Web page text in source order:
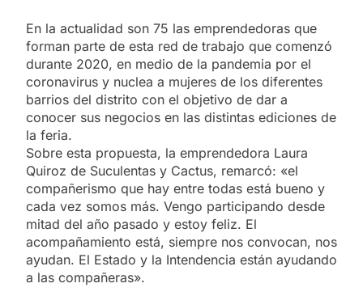
En la actualidad son 75 las emprendedoras que
forman parte de esta red de trabajo que comenzó
durante 2020, en medio de la pandemia por el
coronavirus y nuclea a mujeres de los diferentes
barrios del distrito con el objetivo de dar a
conocer sus negocios en las distintas ediciones de
la feria.
Sobre esta propuesta, la emprendedora Laura
Quiroz de Suculentas y Cactus, remarcó: «el
compañerismo que hay entre todas está bueno y
cada vez somos más. Vengo participando desde
mitad del año pasado y estoy feliz. El
acompañamiento está, siempre nos convocan, nos
ayudan. El Estado y la Intendencia están ayudando
a las compañeras».